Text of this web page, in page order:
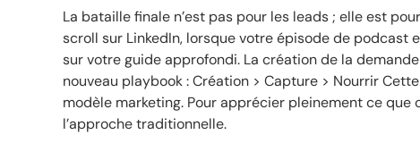
La bataille finale n’est pas pour les leads ; elle est
scroll sur LinkedIn, lorsque votre épisode de podcast
sur votre guide approfondi. La création de la
nouveau playbook : Création > Capture > Nourrir
modèle marketing. Pour apprécier pleinement ce
l’approche traditionnelle.